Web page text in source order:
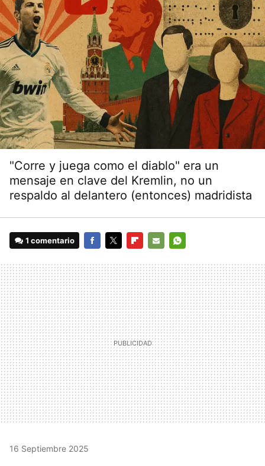
"Corre y juega como el diablo" era un
mensaje en clave del Kremlin, no un
respaldo al delantero (entonces) madridista
1 comentario
MAIL
16 Septiembre 2025